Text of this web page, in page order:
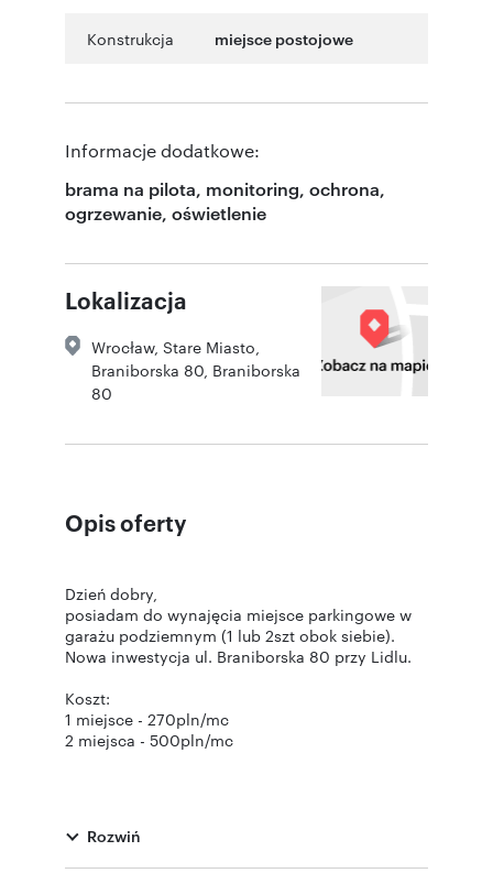
Konstrukcja miejsce postojowe
Informacje dodatkowe:
brama na pilota, monitoring, ochrona,
ogrzewanie, oświetlenie
Lokalizacja
Wrocław, Stare Miasto
Braniborska 80 Braniborska
80
Opis oferty
Dzień dobry,
posiadam do wynajęcia miejsce parkingowe w
garażu podziemnym (1 lub 2szt obok siebie).
Nowa inwestycja ul. Braniborska 80 przy Lidlu.
Koszt:
1 miejsce - 270pln/mc
2 miejsca - 500pln/mc
Rozwiń